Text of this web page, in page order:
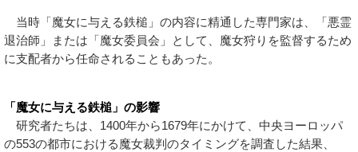
当時「魔女に与える鉄槌」の内容に精通した専門家は、「悪霊
退治師」または「魔女委員会」として、魔女狩りを監督するため
に支配者から任命されることもあった。
「魔女に与える鉄槌」の影響
研究者たちは、1400年から1679年にかけて、中央ヨーロッパ
の553の都市における魔女裁判のタイミングを調査した結果、